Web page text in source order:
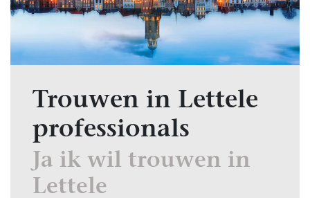
Trouwen in Lettele
professionals
Ja ik wil trouwen in
Lettele